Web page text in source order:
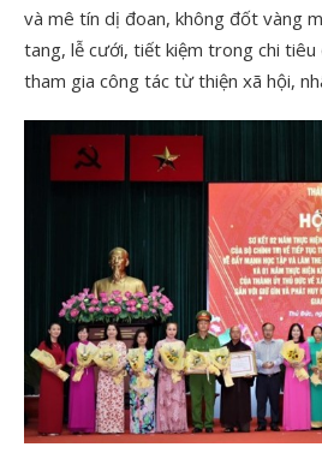
và mê tín dị đoan, không đốt vàng
tang, lễ cưới, tiết kiệm trong chi tiêu
tham gia công tác từ thiện xã hội,